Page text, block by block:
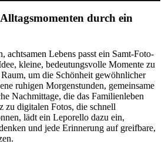
durch ein
achtsamen Lebens passt ein Samt-Foto-
kleine, bedeutungsvolle Momente zu
um die Schönheit gewöhnlicher
ruhigen Morgenstunden, gemeinsame
Nachmittage, die das Familienleben
zu digitalen Fotos, die schnell
lädt ein Leporello dazu ein,
und jede Erinnerung auf greifbare,